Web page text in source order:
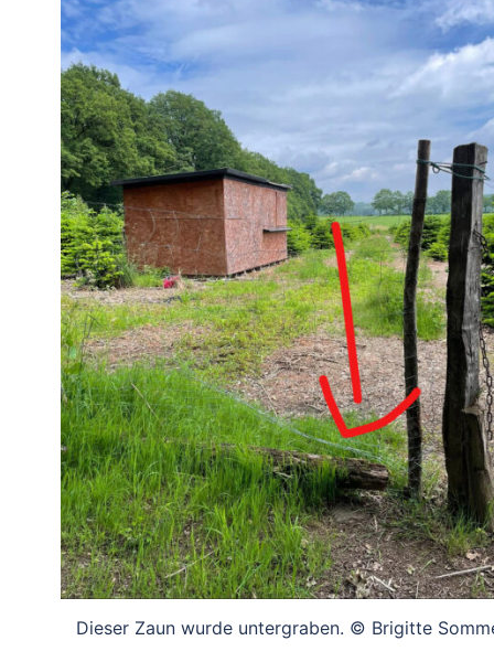
Dieser Zaun wurde untergraben. © Brigitte